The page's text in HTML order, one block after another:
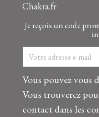
Chakra.fr
Je reçois un code
Vous pouvez vous
Vous trouverez
contact dans les